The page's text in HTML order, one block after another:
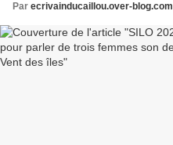
Par ecrivainducaillou.over-blog.com